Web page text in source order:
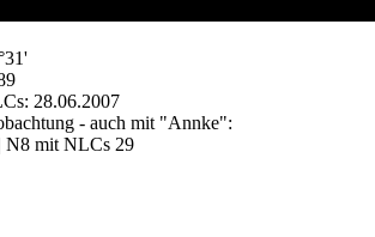
28.06.2007
- auch mit "Annke":
N8 mit NLCs 29